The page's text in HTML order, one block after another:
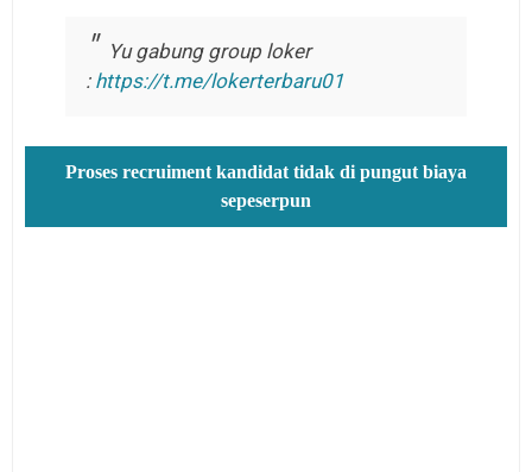
Yu gabung group loker
: https://t.me/lokerterbaru01
Proses recruiment kandidat tidak di pungut biaya
sepeserpun